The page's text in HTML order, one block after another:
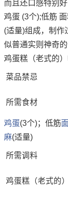
而且还口感特别
鸡蛋 (3个);低筋
(适量)组成，制作
似普通实则神奇
鸡蛋糕（老式的）
菜品禁忌
所需食材
鸡蛋(3个)；低筋
麻(适量)
所需调料
鸡蛋糕（老式的